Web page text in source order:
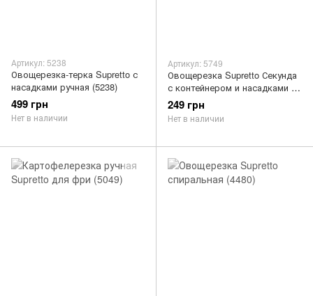
Артикул: 5238
Овощерезка-терка Supretto с
насадками ручная (5238)
499 грн
Нет в наличии
Артикул: 5749
Овощерезка Supretto Секунда
с контейнером и насадками 5
в 1 (5749)
249 грн
Нет в наличии